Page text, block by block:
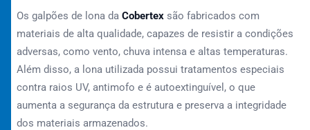
Os galpões de lona da Cobertex são fabricados com
materiais de alta qualidade, capazes de resistir a condições
adversas, como vento, chuva intensa e altas temperaturas.
Além disso, a lona utilizada possui tratamentos especiais
contra raios UV, antimofo e é autoextinguível, o que
aumenta a segurança da estrutura e preserva a integridade
dos materiais armazenados.